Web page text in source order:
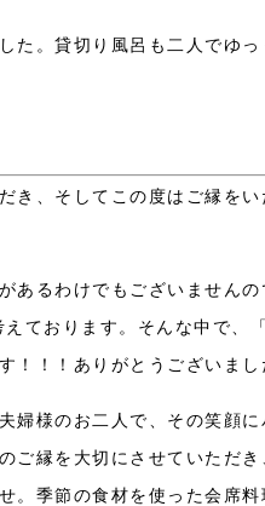
た。貸切り風呂も二人でゆ
き、そしてこの度はご縁を
あるわけでもございません
ております。そんな中で、
！！！ありがとうございまし
婦様のお二人で、その笑顔
ご縁を大切にさせていただ
。季節の食材を使った会席